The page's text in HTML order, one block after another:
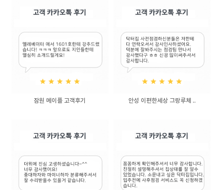
잠원 메이플 고객후기 안성 이편한세상 그랑루체 ..